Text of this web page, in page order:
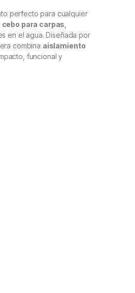
perfecto para cualquier
cebo para carpas
en el agua. Diseñada por
combina aislamiento
funcional y